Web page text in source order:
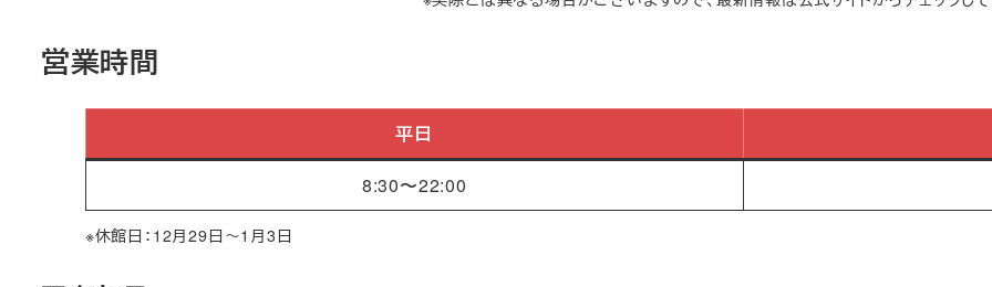
営業時間
平日
8:30〜22:00
※休館日：12月29日～1月3日